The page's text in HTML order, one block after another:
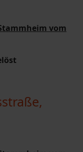
vom